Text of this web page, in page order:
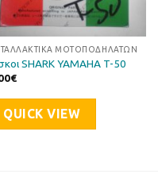
ΜΟΤΟΠΟΔΗΛΆΤΩΝ
SHARK YAMAHA T-50
€
QUICK VIEW